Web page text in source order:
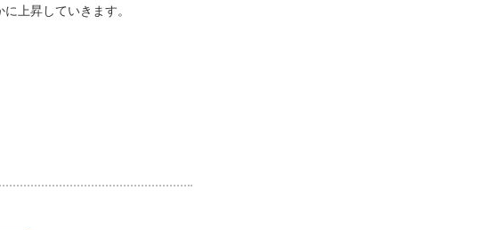
上昇していきます。